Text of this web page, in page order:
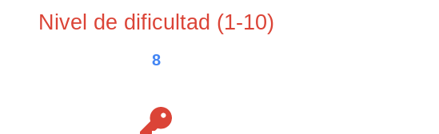
Nivel de dificultad (1-10)
8